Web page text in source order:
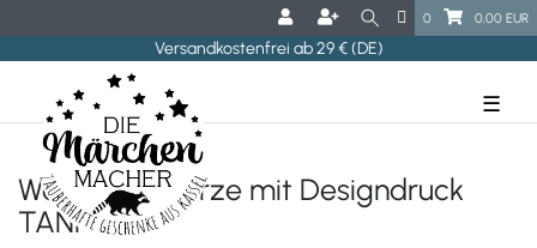
0 0,00 EUR
Versandkostenfrei ab 29 € (DE)
☰
Weihnachtskerze mit Designdruck
TANNE